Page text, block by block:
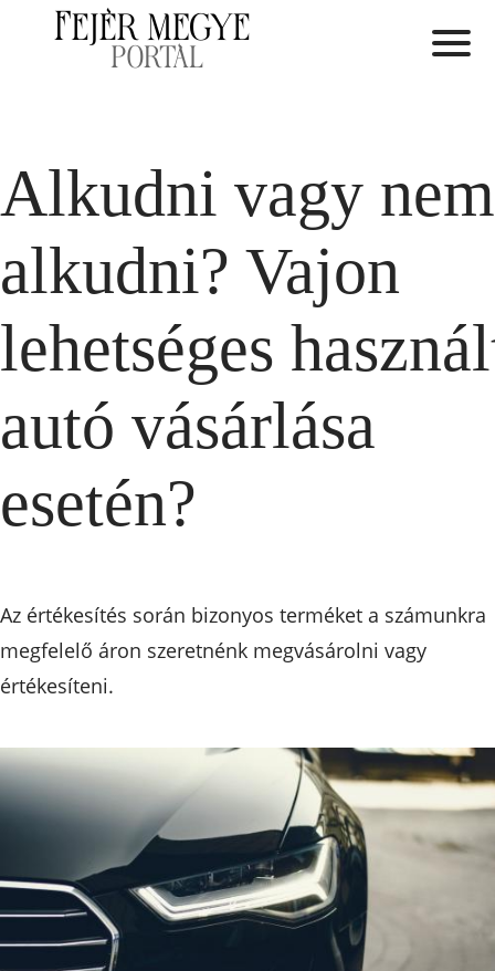
Alkudni vagy nem
alkudni? Vajon
lehetséges
autó vásárlása
esetén?
Az értékesítés során bizonyos terméket a számunkra
megfelelő áron szeretnénk megvásárolni vagy
értékesíteni.